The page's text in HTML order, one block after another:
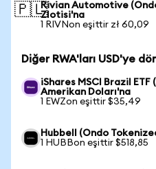
🇵🇱Rivian Automotive
Zlotisi'na
1 RIVNon eşittir zł 60,09
Diğer RWA'ları USD'ye
iShares MSCI Brazil
Amerikan Doları'na
1 EWZon eşittir $35,49
Hubbell (Ondo
1 HUBBon eşittir $518,85